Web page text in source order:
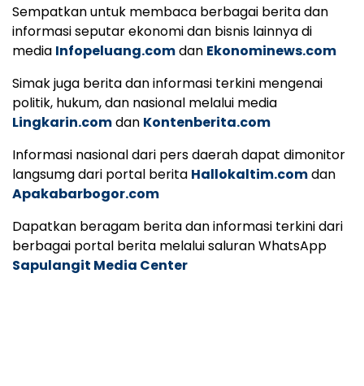
Sempatkan untuk membaca berbagai berita dan
informasi seputar ekonomi dan bisnis lainnya di
media Infopeluang.comdan Ekonominews.com
Simak juga berita dan informasi terkini mengenai
politik, hukum, dan nasional melalui media
Lingkarin.comdan Kontenberita.com
Informasi nasional dari pers daerah dapat dimonitor
langsumg dari portal berita Hallokaltim.comdan
Apakabarbogor.com
Dapatkan beragam berita dan informasi terkini dari
berbagai portal berita melalui saluran WhatsApp
Sapulangit Media Center